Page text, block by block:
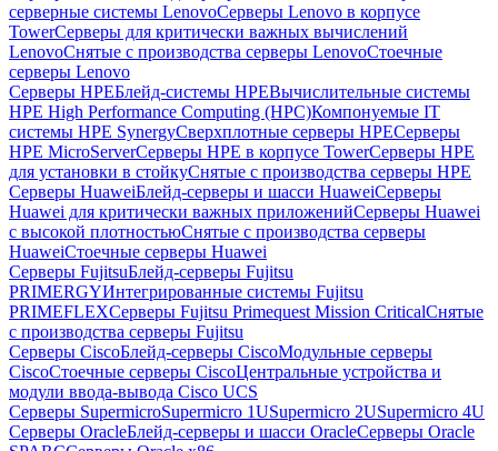
серверные системы LenovoСерверы Lenovo в корпусе
TowerСерверы для критически важных вычислений
LenovoСнятые с производства серверы LenovoСтоечные
серверы Lenovo
Серверы HPEБлейд-системы HPEВычислительные системы
HPE High Performance Computing (HPC)Компонуемые IT
системы HPE SynergyСверхплотные серверы HPEСерверы
HPE MicroServerСерверы HPE в корпусе TowerСерверы HPE
для установки в стойкуСнятые с производства серверы HPE
Серверы HuaweiБлейд-серверы и шасси HuaweiСерверы
Huawei для критически важных приложенийСерверы Huawei
с высокой плотностьюСнятые с производства серверы
HuaweiСтоечные серверы Huawei
Серверы FujitsuБлейд-серверы Fujitsu
PRIMERGYИнтегрированные системы Fujitsu
PRIMEFLEXСерверы Fujitsu Primequest Mission CriticalСнятые
с производства серверы Fujitsu
Серверы CiscoБлейд-серверы CiscoМодульные серверы
CiscoСтоечные серверы CiscoЦентральные устройства и
модули ввода-вывода Cisco UCS
Серверы SupermicroSupermicro 1USupermicro 2USupermicro 4U
Серверы OracleБлейд-серверы и шасси OracleСерверы Oracle